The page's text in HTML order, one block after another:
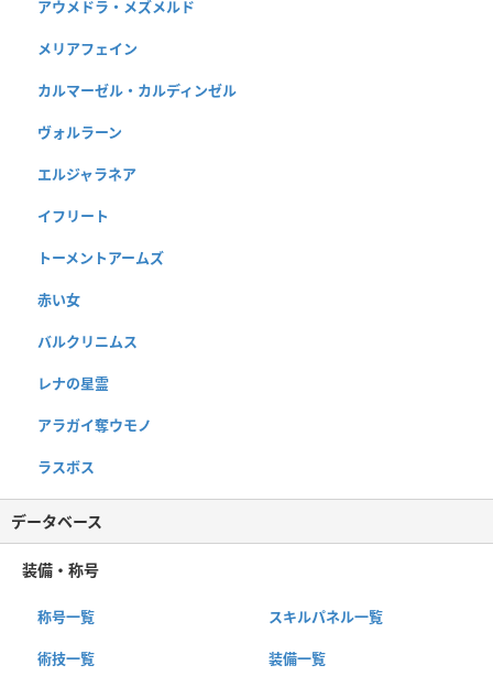
アウメドラ・メズメルド
メリアフェイン
カルマーゼル・カルディンゼル
ヴォルラーン
エルジャラネア
イフリート
トーメントアームズ
赤い女
バルクリニムス
レナの星霊
アラガイ奪ウモノ
ラスボス
データベース
装備・称号
称号一覧 スキルパネル一覧
術技一覧 装備一覧